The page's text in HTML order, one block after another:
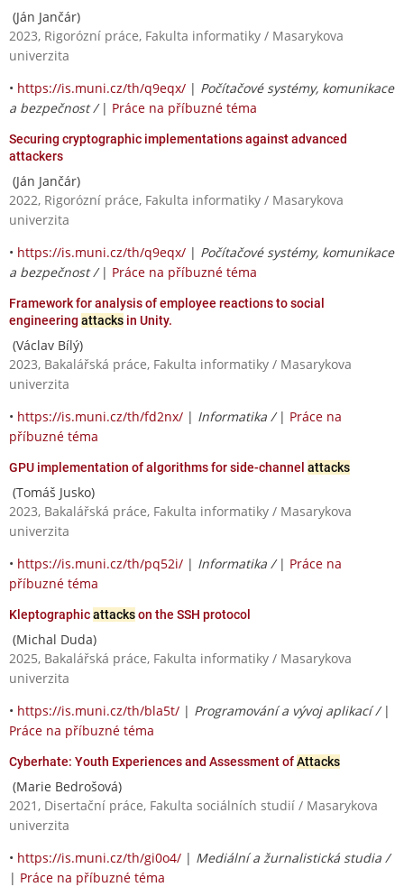
(Ján Jančár)
2023, Rigorózní práce, Fakulta informatiky / Masarykova
univerzita
• https://is.muni.cz/th/q9eqx/ | Počítačové systémy, komunikace
a bezpečnost / | Práce na příbuzné téma
Securing cryptographic implementations against advanced
attackers
(Ján Jančár)
2022, Rigorózní práce, Fakulta informatiky / Masarykova
univerzita
• https://is.muni.cz/th/q9eqx/ | Počítačové systémy, komunikace
a bezpečnost / | Práce na příbuzné téma
Framework for analysis of employee reactions to social
engineering attacks in Unity.
(Václav Bílý)
2023, Bakalářská práce, Fakulta informatiky / Masarykova
univerzita
• https://is.muni.cz/th/fd2nx/ | Informatika / | Práce na
příbuzné téma
GPU implementation of algorithms for side-channel attacks
(Tomáš Jusko)
2023, Bakalářská práce, Fakulta informatiky / Masarykova
univerzita
• https://is.muni.cz/th/pq52i/ | Informatika / | Práce na
příbuzné téma
Kleptographicattackson the SSH protocol
(Michal Duda)
2025, Bakalářská práce, Fakulta informatiky / Masarykova
univerzita
• https://is.muni.cz/th/bla5t/ | Programování a vývoj aplikací / |
Práce na příbuzné téma
Cyberhate: Youth Experiences and Assessment ofAttacks
(Marie Bedrošová)
2021, Disertační práce, Fakulta sociálních studií / Masarykova
univerzita
• https://is.muni.cz/th/gi0o4/ | Mediální a žurnalistická studia /
| Práce na příbuzné téma